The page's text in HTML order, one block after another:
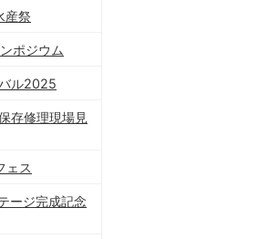
産祭
ポジウム
ル2025
存修理現場見
ェス
ージ完成記念